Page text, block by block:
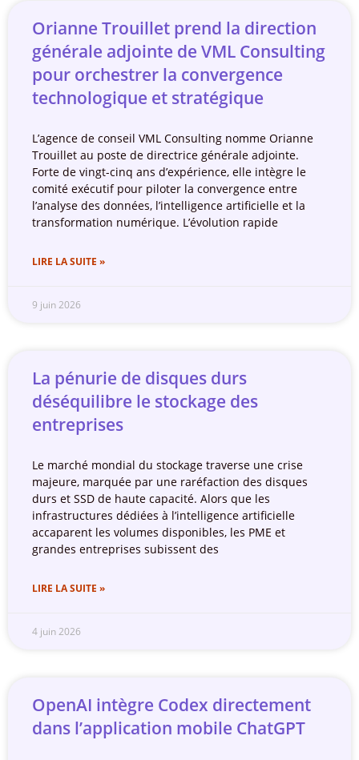
Orianne Trouillet prend la direction
générale adjointe de VML Consulting
pour orchestrer la convergence
technologique et stratégique
L’agence de conseil VML Consulting nomme Orianne
Trouillet au poste de directrice générale adjointe.
Forte de vingt-cinq ans d’expérience, elle intègre le
comité exécutif pour piloter la convergence entre
l’analyse des données, l’intelligence artificielle et la
transformation numérique. L’évolution rapide
LIRE LA SUITE »
9 juin 2026
La pénurie de disques durs
déséquilibre le stockage des
entreprises
Le marché mondial du stockage traverse une crise
majeure, marquée par une raréfaction des disques
durs et SSD de haute capacité. Alors que les
infrastructures dédiées à l’intelligence artificielle
accaparent les volumes disponibles, les PME et
grandes entreprises subissent des
LIRE LA SUITE »
4 juin 2026
OpenAI intègre Codex directement
dans l’application mobile ChatGPT